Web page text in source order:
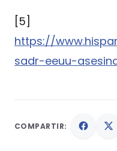
[5]
https://
sadr-eeuu-
COMPARTIR: